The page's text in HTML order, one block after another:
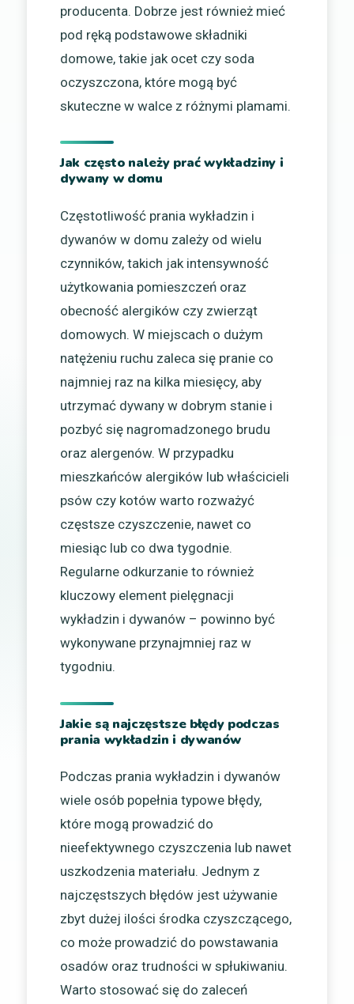
producenta. Dobrze jest również mieć
pod ręką podstawowe składniki
domowe, takie jak ocet czy soda
oczyszczona, które mogą być
skuteczne w walce z różnymi plamami.
Jak często należy prać wykładziny i
dywany w domu
Częstotliwość prania wykładzin i
dywanów w domu zależy od wielu
czynników, takich jak intensywność
użytkowania pomieszczeń oraz
obecność alergików czy zwierząt
domowych. W miejscach o dużym
natężeniu ruchu zaleca się pranie co
najmniej raz na kilka miesięcy, aby
utrzymać dywany w dobrym stanie i
pozbyć się nagromadzonego brudu
oraz alergenów. W przypadku
mieszkańców alergików lub właścicieli
psów czy kotów warto rozważyć
częstsze czyszczenie, nawet co
miesiąc lub co dwa tygodnie.
Regularne odkurzanie to również
kluczowy element pielęgnacji
wykładzin i dywanów – powinno być
wykonywane przynajmniej raz w
tygodniu.
Jakie są najczęstsze błędy podczas
prania wykładzin i dywanów
Podczas prania wykładzin i dywanów
wiele osób popełnia typowe błędy,
które mogą prowadzić do
nieefektywnego czyszczenia lub nawet
uszkodzenia materiału. Jednym z
najczęstszych błędów jest używanie
zbyt dużej ilości środka czyszczącego,
co może prowadzić do powstawania
osadów oraz trudności w spłukiwaniu.
Warto stosować się do zaleceń